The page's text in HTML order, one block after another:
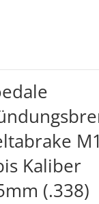
Kaliber
(.338)